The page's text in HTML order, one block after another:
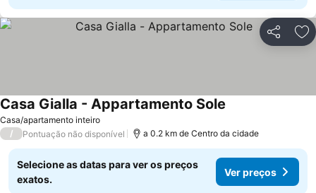
Partilhar
Casa/apartamento inteiro
Casa Gialla - Appartamento Sole
/ Pontuação não disponível a 0.2 km de Centro da cidade
Selecione as datas para ver os preços
exatos.
Ver preços